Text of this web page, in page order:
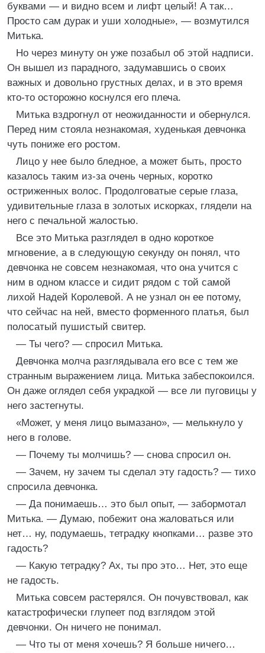
буквами — и видно всем и лифт целый! А так…
Просто сам дурак и уши холодные», — возмутился
Митька.
Но через минуту он уже позабыл об этой надписи.
Он вышел из парадного, задумавшись о своих
важных и довольно грустных делах, и в это время
кто-то осторожно коснулся его плеча.
Митька вздрогнул от неожиданности и обернулся.
Перед ним стояла незнакомая, худенькая девчонка
чуть пониже его ростом.
Лицо у нее было бледное, а может быть, просто
казалось таким из-за очень черных, коротко
остриженных волос. Продолговатые серые глаза,
удивительные глаза в золотых искорках, глядели на
него с печальной жалостью.
Все это Митька разглядел в одно короткое
мгновение, а в следующую секунду он понял, что
девчонка не совсем незнакомая, что она учится с
ним в одном классе и сидит рядом с той самой
лихой Надей Королевой. А не узнал он ее потому,
что сейчас на ней, вместо форменного платья, был
полосатый пушистый свитер.
— Ты чего? — спросил Митька.
Девчонка молча разглядывала его все с тем же
странным выражением лица. Митька забеспокоился.
Он даже оглядел себя украдкой — все ли пуговицы у
него застегнуты.
«Может, у меня лицо вымазано», — мелькнуло у
него в голове.
— Почему ты молчишь? — снова спросил он.
— Зачем, ну зачем ты сделал эту гадость? — тихо
спросила девчонка.
— Да понимаешь… это был опыт, — забормотал
Митька. — Думаю, побежит она жаловаться или
нет… ну, подумаешь, тетрадку кнопками… разве это
гадость?
— Какую тетрадку? Ах, ты про это… Нет, это еще
не гадость.
Митька совсем растерялся. Он почувствовал, как
катастрофически глупеет под взглядом этой
девчонки. Он ничего не понимал.
— Что ты от меня хочешь? Я больше ничего…